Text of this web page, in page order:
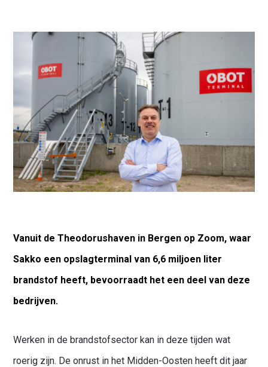
Vanuit de Theodorushaven in Bergen op Zoom, waar
Sakko een opslagterminal van 6,6 miljoen liter
brandstof heeft, bevoorraadt het een deel van deze
bedrijven.
Werken in de brandstofsector kan in deze tijden wat
roerig zijn. De onrust in het Midden-Oosten heeft dit jaar